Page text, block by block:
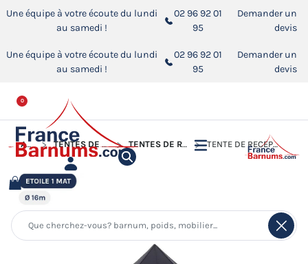
Une équipe à votre écoute du lundi
au samedi !
02 96 92 01
95
Demander un
devis
Une équipe à votre écoute du lundi
au samedi !
02 96 92 01
95
Demander un
devis
0
ACCUEIL TENTES DE RÉCEPTION - CHAPITEAUX TENTES DE RÉCEPTION - TENTES ÉTOILE TENTE DE RÉCEPTION - TENTE ÉTOILE NOIRE Ø16M